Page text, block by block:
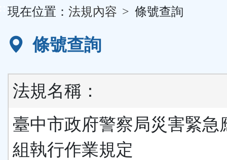
區
現在位置： 法規內容 條號查詢
條號查詢
法規名稱：
臺中市政府警察局災害緊急
組執行作業規定